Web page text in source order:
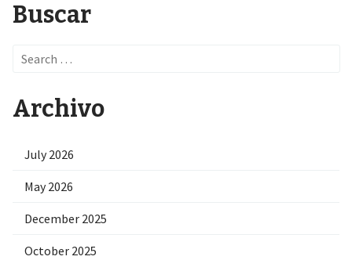
Buscar
Search
Archivo
July 2026
May 2026
December 2025
October 2025